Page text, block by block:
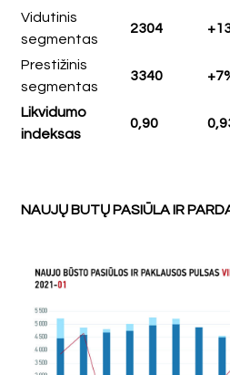
Vidutinis
segmentas
2304
Prestižinis
segmentas
3340
Likvidumo
indeksas
0,90
NAUJŲ BUTŲ PASIŪLA IR